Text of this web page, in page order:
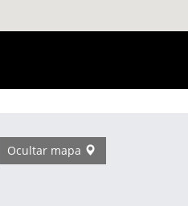
Ocultar mapa